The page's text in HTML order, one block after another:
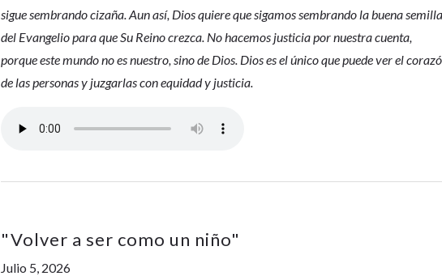
sigue sembrando cizaña. Aun así, Dios quiere que sigamos sembrando la buena
del Evangelio para que Su Reino crezca. No hacemos justicia por nuestra cuenta,
porque este mundo no es nuestro, sino de Dios. Dios es el único que puede ver el
de las personas y juzgarlas con equidad y justicia.
"Volver a ser como un niño"
Julio 5, 2026